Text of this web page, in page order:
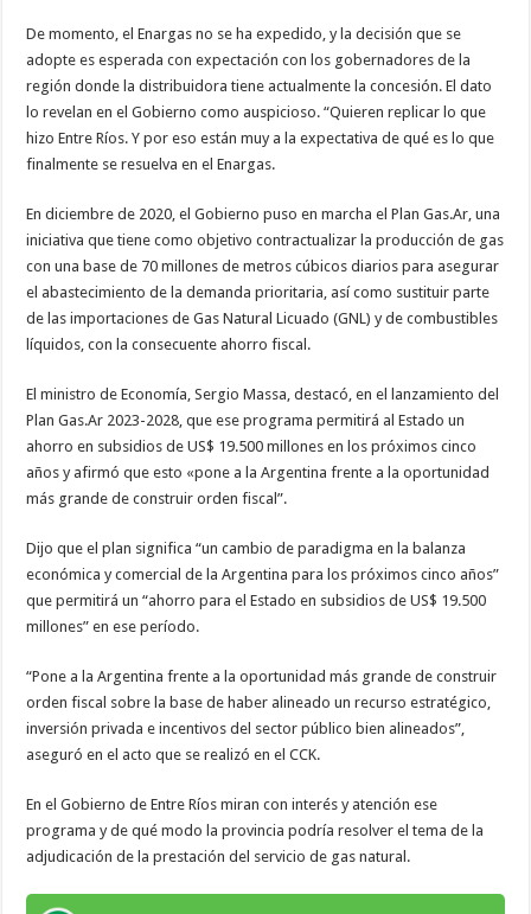
De momento, el Enargas no se ha expedido, y la decisión que se
adopte es esperada con expectación con los gobernadores de la
región donde la distribuidora tiene actualmente la concesión. El dato
lo revelan en el Gobierno como auspicioso. “Quieren replicar lo que
hizo Entre Ríos. Y por eso están muy a la expectativa de qué es lo que
finalmente se resuelva en el Enargas.
En diciembre de 2020, el Gobierno puso en marcha el Plan Gas.Ar, una
iniciativa que tiene como objetivo contractualizar la producción de gas
con una base de 70 millones de metros cúbicos diarios para asegurar
el abastecimiento de la demanda prioritaria, así como sustituir parte
de las importaciones de Gas Natural Licuado (GNL) y de combustibles
líquidos, con la consecuente ahorro fiscal.
El ministro de Economía, Sergio Massa, destacó, en el lanzamiento del
Plan Gas.Ar 2023-2028, que ese programa permitirá al Estado un
ahorro en subsidios de US$ 19.500 millones en los próximos cinco
años y afirmó que esto «pone a la Argentina frente a la oportunidad
más grande de construir orden fiscal”.
Dijo que el plan significa “un cambio de paradigma en la balanza
económica y comercial de la Argentina para los próximos cinco años”
que permitirá un “ahorro para el Estado en subsidios de US$ 19.500
millones” en ese período.
“Pone a la Argentina frente a la oportunidad más grande de construir
orden fiscal sobre la base de haber alineado un recurso estratégico,
inversión privada e incentivos del sector público bien alineados”,
aseguró en el acto que se realizó en el CCK.
En el Gobierno de Entre Ríos miran con interés y atención ese
programa y de qué modo la provincia podría resolver el tema de la
adjudicación de la prestación del servicio de gas natural.